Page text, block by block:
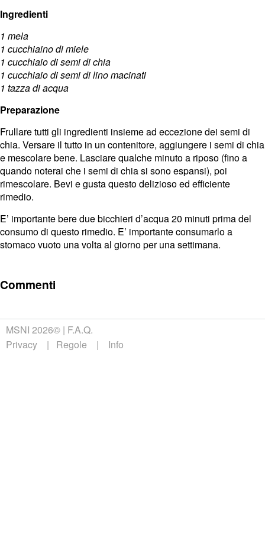
Ingredienti
1 mela
1 cucchiaino di miele
1 cucchiaio di semi di chia
1 cucchiaio di semi di lino macinati
1 tazza di acqua
Preparazione
Frullare tutti gli ingredienti insieme ad eccezione dei semi di
chia. Versare il tutto in un contenitore, aggiungere i semi di chia
e mescolare bene. Lasciare qualche minuto a riposo (fino a
quando noterai che i semi di chia si sono espansi), poi
rimescolare. Bevi e gusta questo delizioso ed efficiente
rimedio.
E’ importante bere due bicchieri d’acqua 20 minuti prima del
consumo di questo rimedio. E’ importante consumarlo a
stomaco vuoto una volta al giorno per una settimana.
Commenti
MSNI 2026© F.A.Q.
Privacy
Regole Info